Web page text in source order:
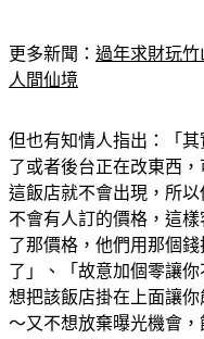
更多新聞：
但也有知情人指出：「
了或者後台正在改東西
這飯店就不會出現，所以
不會有人訂的價格，這
了那價格，他們用那個
了」、「故意加個零讓
想把該飯店掛在上面讓你